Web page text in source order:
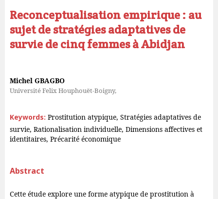
Reconceptualisation empirique : au
sujet de stratégies adaptatives de
survie de cinq femmes à Abidjan
Michel GBAGBO
Université Felix Houphouët-Boigny,
Keywords: Prostitution atypique, Stratégies adaptatives de
survie, Rationalisation individuelle, Dimensions affectives et
identitaires, Précarité économique
Abstract
Cette étude explore une forme atypique de prostitution à